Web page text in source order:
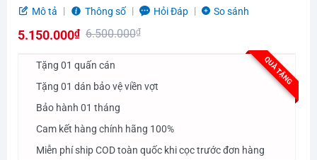
Được
hạng
Mô tả
Thông số Hỏi Đáp So sánh
6.500.000₫
6.500.000₫.
5.150.000₫
hiện
5.150.000₫.
QUÀ TẶNG
Tặng 01 quấn cán
Tặng 01 dán bảo vệ viền vợt
Bảo hành 01 tháng
Cam kết hàng chính hãng 100%
Miễn phí ship COD toàn quốc khi cọc trước đơn hàng